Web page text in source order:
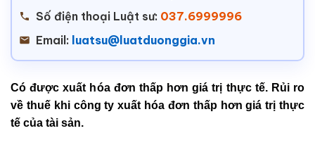
Số điện thoại Luật sư: 037.6999996
Email: luatsu@luatduonggia.vn
Có được xuất hóa đơn thấp hơn giá trị thực tế. Rủi ro
về thuế khi công ty xuất hóa đơn thấp hơn giá trị thực
tế của tài sản.